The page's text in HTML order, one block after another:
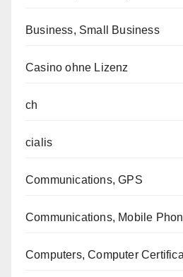
Business, Small Business
Casino ohne Lizenz
ch
cialis
Communications, GPS
Communications, Mobile
Computers, Computer